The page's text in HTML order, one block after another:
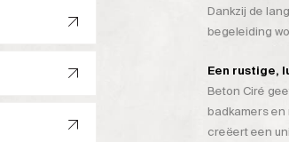
Dankzij de
begeleiding
Een rustige,
Beton Ciré
badkamers
creëert een